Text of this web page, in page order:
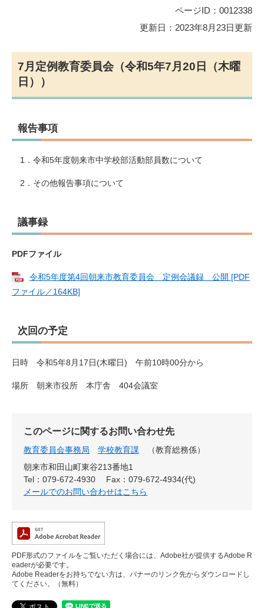
ページID：0012338
更新日：2023年8月23日更新
7月定例教育委員会（令和5年7月20日（木曜
日））
報告事項
1．令和5年度朝来市中学校部活動部員数について
2．その他報告事項について
議事録
PDFファイル
令和5年度第4回朝来市教育委員会 定例会議録 公開 [PDF
ファイル／164KB]
次回の予定
日時 令和5年8月17日(木曜日) 午前10時00分から
場所 朝来市役所 本庁舎 404会議室
このページに関するお問い合わせ先
教育委員会事務局 学校教育課
教育総務係
朝来市和田山町東谷213番地1
Tel：079-672-4930
Fax：079-672-4934(代)
メールでのお問い合わせはこちら
PDF形式のファイルをご覧いただく場合には、Adobe社が提供するAdobe R
eaderが必要です。
Adobe Readerをお持ちでない方は、バナーのリンク先からダウンロードし
てください。（無料）